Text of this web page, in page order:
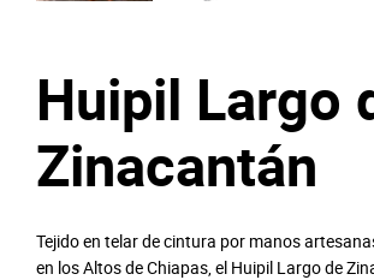
Huipil Largo
Zinacantán
Tejido en telar de cintura por manos
en los Altos de Chiapas, el Huipil Largo de